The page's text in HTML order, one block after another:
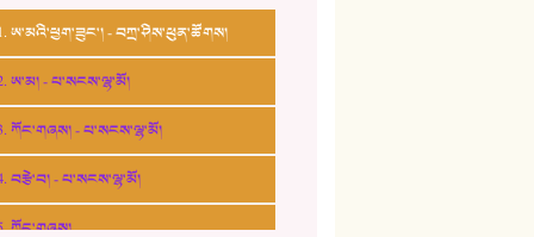
ཨ་མའི་ཕྱག་ཟུང་། - བཀྲ་ཤིས་ཕུན་ཚོགས།
ཨ་མ། - པ་སངས་ལྷ་མོ།
ཀོང་གཞས། - པ་སངས་ལྷ་མོ།
བརྩེ་བ། - པ་སངས་ལྷ་མོ།
ཀོང་གཞས།